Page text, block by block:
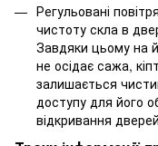
Регульовані
чистоту скла в
Завдяки цьому на
не осідає сажа,
залишається
доступу для його
відкривання